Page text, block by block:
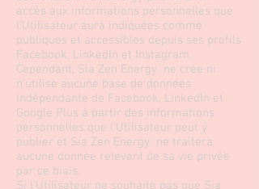
accès aux informations personnelles que
l’Utilisateur aura indiquées comme
publiques et accessibles depuis ses profils
Facebook, LinkedIn et Instagram.
Cependant, Sia Zen Energy ne crée ni
n’utilise aucune base de données
indépendante de Facebook, LinkedIn et
Google Plus à partir des informations
personnelles que l’Utilisateur peut y
publier et Sia Zen Energy ne traitera
aucune donnée relevant de sa vie privée
par ce biais.
Si l’Utilisateur ne souhaite pas que Sia